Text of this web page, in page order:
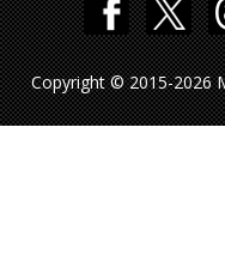
Copyright © 2015-2026